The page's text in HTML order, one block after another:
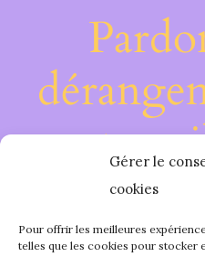
Gérer le
cookies
Pour offrir les meilleures
telles que les cookies pour